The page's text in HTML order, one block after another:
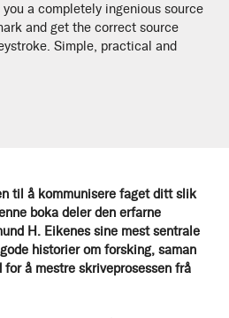
til å kommunisere faget ditt slik
boka deler den erfarne
H. Eikenes sine mest sentrale
historier om forsking, saman
å mestre skriveprosessen frå
a completely ingenious source
and get the correct source
Simple, practical and